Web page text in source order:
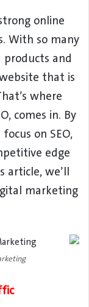
إ
ل
ر
ن
online
With so many
and
that is
where
comes in. By
on SEO,
edge
article, we’ll
marketing